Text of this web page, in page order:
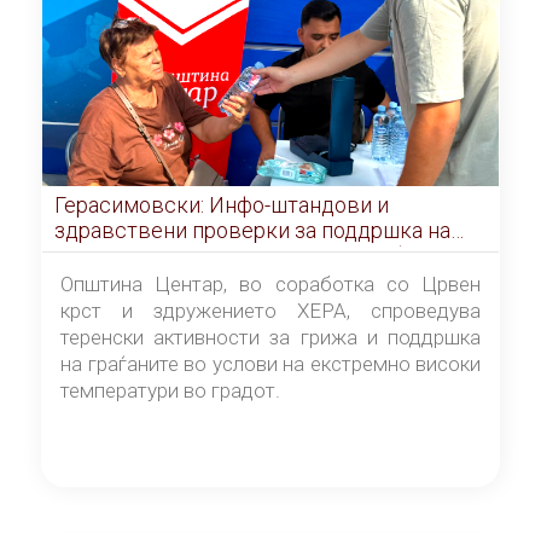
Герасимовски: Инфо-штандови и
здравствени проверки за поддршка на
граѓаните во услови на топлотен бран
Општина Центар, во соработка со Црвен
крст и здружението ХЕРА, спроведува
теренски активности за грижа и поддршка
на граѓаните во услови на екстремно високи
температури во градот.